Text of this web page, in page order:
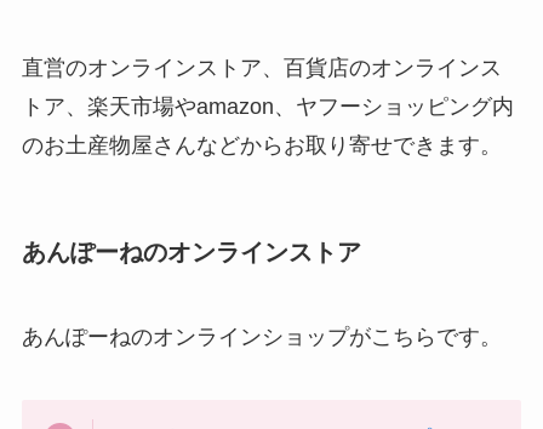
直営のオンラインストア、百貨店のオンラインス
トア、楽天市場やamazon、ヤフーショッピング内
のお土産物屋さんなどからお取り寄せできます。
あんぽーねのオンラインストア
あんぽーねのオンラインショップがこちらです。